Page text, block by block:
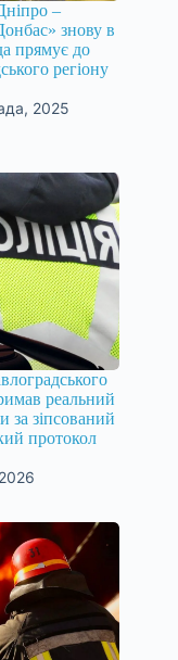
–
знову в
прямує до
регіону
2025
реальний
за зіпсований
протокол